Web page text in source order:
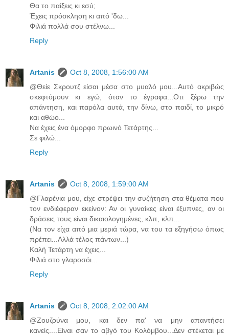
Θα το παίξεις κι εσύ;
Έχεις πρόσκληση κι από 'δω...
Φιλιά πολλά σου στέλνω...
Reply
Artanis
Oct 8, 2008, 1:56:00 AM
@Θείε Σκρουτζ είσαι μέσα στο μυαλό μου...Αυτό ακριβώς
σκεφτόμουν κι εγώ, όταν το έγραφα...Οτι ξέρω την
απάντηση, και παρόλα αυτά, την δίνω, στο παιδί, το μικρό
και αθώο...
Να έχεις ένα όμορφο πρωινό Τετάρτης...
Σε φιλώ...
Reply
Artanis
Oct 8, 2008, 1:59:00 AM
@Γλαρένια μου, είχε στρέψει την συζήτηση στα θέματα που
τον ενδιέφεραν εκείνον: Αν οι γυναίκες είναι έξυπνες, αν οι
δράσεις τους είναι δικαιολογημένες, κλπ, κλπ...
(Να τον είχα από μια μεριά τώρα, να του τα εξηγήσω όπως
πρέπει...Αλλά τέλος πάντων...)
Καλή Τετάρτη να έχεις...
Φιλιά στο γλαροσόι...
Reply
Artanis
Oct 8, 2008, 2:02:00 AM
@Ζουζούνα μου, και δεν πα' να μην απαντήσει
κανείς....Είναι σαν το αβγό του Κολόμβου...Δεν στέκεται με